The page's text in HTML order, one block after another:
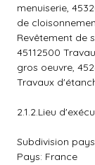
menuiserie,
de
Revêtement de
45112500
gros oeuvre,
Travaux
2.1.2.Lieu
Subdivision
Pays: France